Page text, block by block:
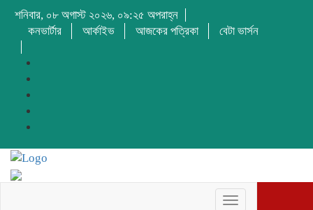
শনিবার, ০৮ অগাস্ট ২০২৬, ০৯:২৫ অপরাহ্ন
কনভার্টার
আর্কাইভ আজকের পত্রিকা বেটা ভার্সন
Toggle